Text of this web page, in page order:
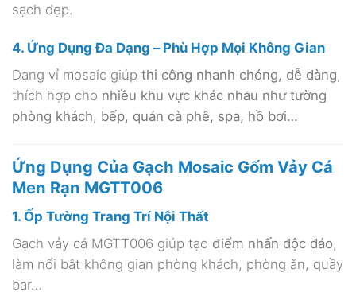
sạch đẹp.
4. Ứng Dụng Đa Dạng – Phù Hợp Mọi Không Gian
Dạng vỉ mosaic giúp thi công nhanh chóng, dễ dàng,
thích hợp cho nhiều khu vực khác nhau như tường
phòng khách, bếp, quán cà phê, spa, hồ bơi…
Ứng Dụng Của Gạch Mosaic Gốm Vảy Cá
Men Rạn MGTT006
1. Ốp Tường Trang Trí Nội Thất
Gạch vảy cá MGTT006 giúp tạo điểm nhấn độc đáo,
làm nổi bật không gian phòng khách, phòng ăn, quầy
bar…